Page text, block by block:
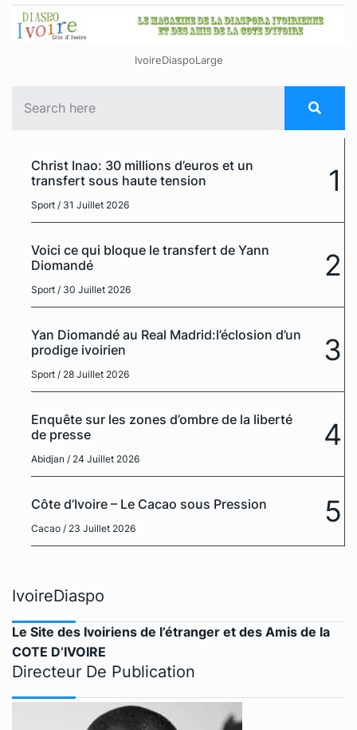
IvoireDiaspoLarge
Christ Inao: 30 millions d’euros et un
transfert sous haute tension
Sport / 31 Juillet 2026
1
Voici ce qui bloque le transfert de Yann
Diomandé
Sport / 30 Juillet 2026
2
Yan Diomandé au Real Madrid:l’éclosion d’un
prodige ivoirien
Sport / 28 Juillet 2026
3
Enquête sur les zones d’ombre de la liberté
de presse
Abidjan / 24 Juillet 2026
4
Côte d’Ivoire – Le Cacao sous Pression
Cacao / 23 Juillet 2026 5
IvoireDiaspo
Le Site des Ivoiriens de l’étranger et des Amis de la
COTE D’IVOIRE
Directeur De Publication